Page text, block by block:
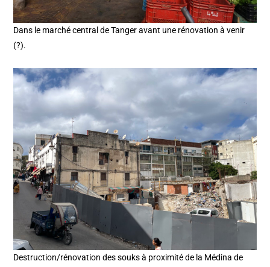
Dans le marché central de Tanger avant une rénovation à venir
(?).
Destruction/rénovation des souks à proximité de la Médina de